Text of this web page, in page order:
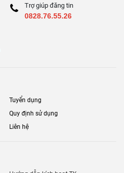
Trợ giúp đăng tin
0828.76.55.26
Tuyển dụng
Quy định sử dụng
Liên hệ